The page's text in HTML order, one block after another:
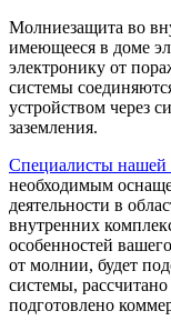
Молниезащита во
имеющееся в доме
электронику от
системы
устройством через
заземления.
Специалисты нашей
необходимым
деятельности в
внутренних
особенностей
от молнии, будет
системы,
подготовлено